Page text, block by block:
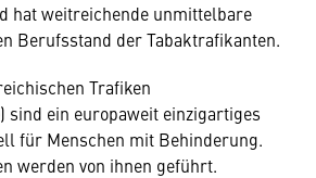
hat weitreichende unmittelbare
Berufsstand der Tabaktrafikanten.
Trafiken
sind ein europaweit einzigartiges
für Menschen mit Behinderung.
werden von ihnen geführt.